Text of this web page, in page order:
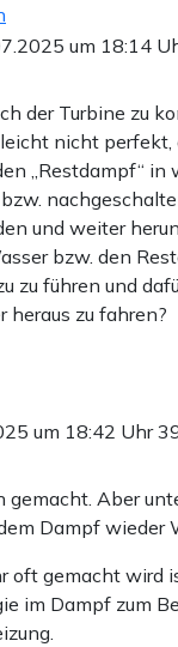
um 18:14
der Turbine zu
nicht perfekt,
„Restdampf“ in
bzw.
und weiter
bzw. den
zu führen und
zu fahren?
um 18:42 Uhr
gemacht. Aber
Dampf wieder
oft gemacht wird
im Dampf zum